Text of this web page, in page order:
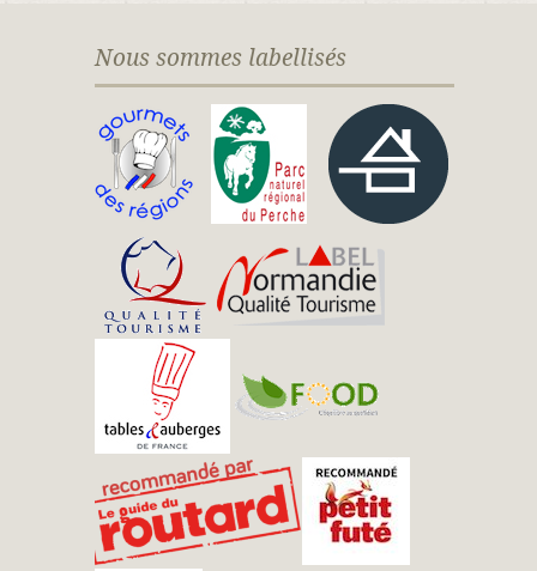
Nous sommes labellisés